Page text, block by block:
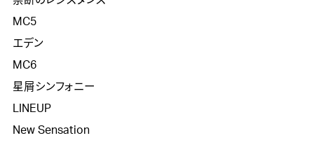
MC5
エデン
MC6
星屑シンフォニー
LINEUP
New Sensation